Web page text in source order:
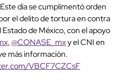
día se cumplimentó orden
el delito de tortura en contra
Estado de México, con el apoyo
,@CONASE_mxy el CNI en
más información.
VBCF7CZCsF